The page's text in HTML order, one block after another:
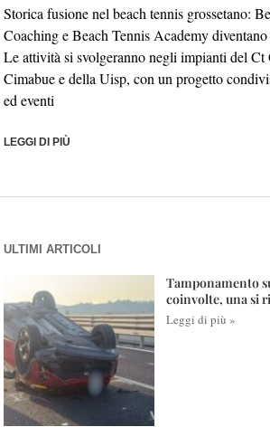
Storica fusione nel beach tennis grossetano:
Coaching e Beach Tennis Academy diventano
Le attività si svolgeranno negli impianti del Ct
Cimabue e della Uisp, con un progetto
ed eventi
LEGGI DI PIÙ
ULTIMI ARTICOLI
Tamponamento
coinvolte, una si
Leggi di più »